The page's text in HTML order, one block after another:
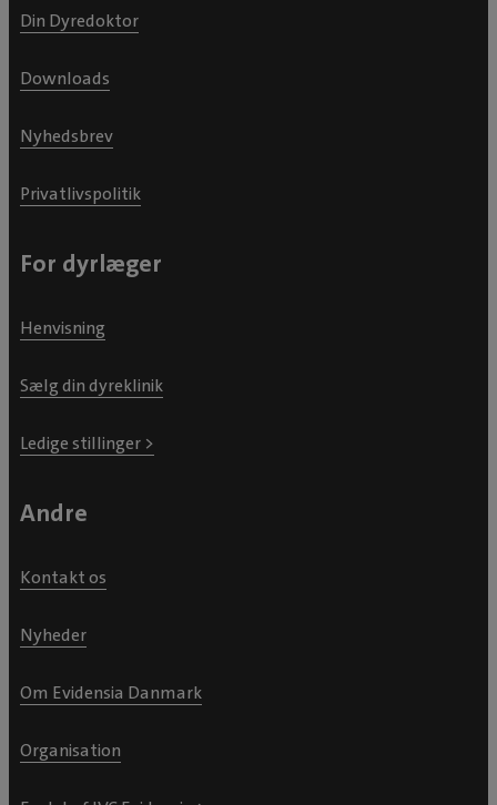
Din Dyredoktor
Downloads
Nyhedsbrev
Privatlivspolitik
For dyrlæger
Henvisning
Sælg din dyreklinik
Ledige stillinger >
Andre
Kontakt os
Nyheder
Om Evidensia Danmark
Organisation